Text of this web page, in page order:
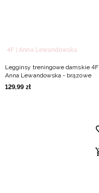
4F | Anna Lewandowska
Legginsy treningowe damskie 4F |
Anna Lewandowska - brązowe
129,99 zł